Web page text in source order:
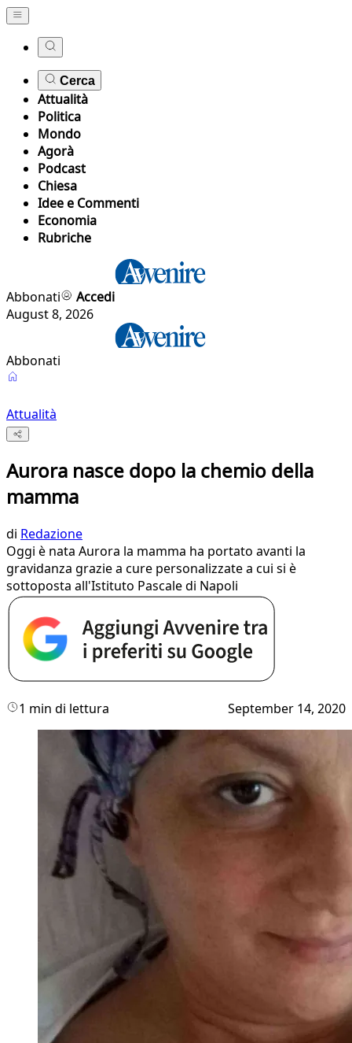
Cerca
Attualità
Politica
Mondo
Agorà
Podcast
Chiesa
Idee e Commenti
Economia
Rubriche
Abbonati
Accedi
August 8, 2026
Abbonati
Attualità
Aurora nasce dopo la chemio della
mamma
di Redazione
Oggi è nata Aurora la mamma ha portato avanti la
gravidanza grazie a cure personalizzate a cui si è
sottoposta all'Istituto Pascale di Napoli
1 min di lettura September 14, 2020